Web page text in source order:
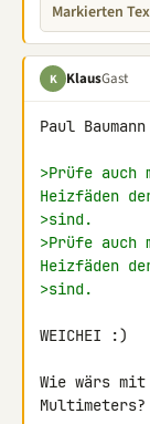
Markierten
K KlausGast
Paul
>Prüfe auch
Heizfäden
>sind.
>Prüfe auch
Heizfäden
>sind.
WEICHEI :)
Wie wärs mit
Multimeters?